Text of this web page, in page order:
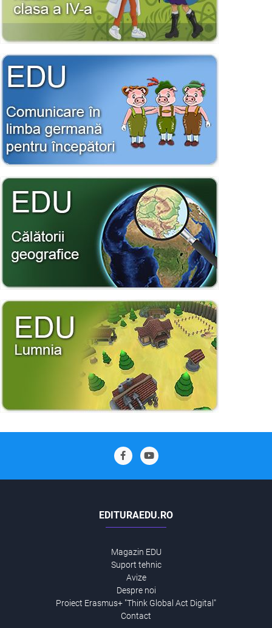
EDITURAEDU.RO
Magazin EDU
Suport tehnic
Avize
Despre noi
Proiect Erasmus+ "Think Global Act Digital"
Contact